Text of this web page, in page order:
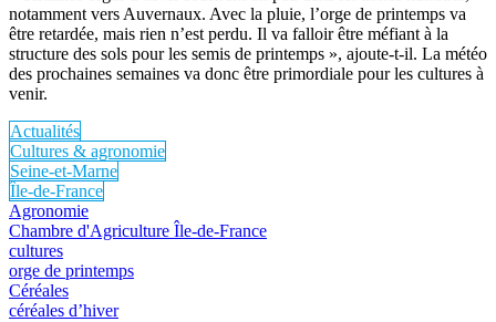
notamment vers Auvernaux. Avec la pluie, l’orge de printemps va
être retardée, mais rien n’est perdu. Il va falloir être méfiant à la
structure des sols pour les semis de printemps », ajoute-t-il. La météo
des prochaines semaines va donc être primordiale pour les cultures à
venir.
Actualités
Cultures & agronomie
Seine-et-Marne
Île-de-France
Agronomie
Chambre d'Agriculture Île-de-France
cultures
orge de printemps
Céréales
céréales d’hiver